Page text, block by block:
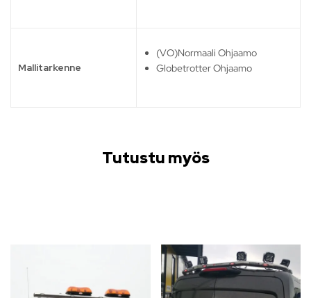
Mallitarkenne
(VO)Normaali Ohjaamo
Globetrotter Ohjaamo
Tutustu myös